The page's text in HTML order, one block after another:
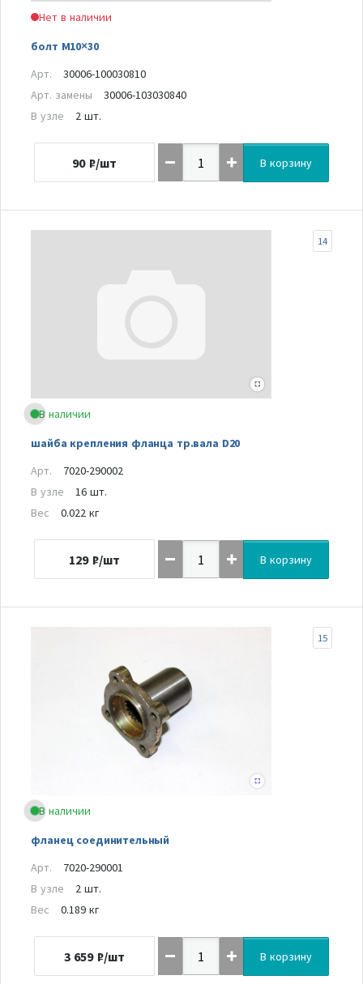
Нет в наличии
болт M10×30
Арт.
30006-100030810
Арт. замены
30006-103030840
В узле
2 шт.
90 ₽/шт В корзину
В наличии
шайба крепления фланца тр.вала D20
14
Арт.
7020-290002
В узле
16 шт.
Вес
0.022 кг
129 ₽/шт В корзину
В наличии
фланец соединительный
15
Арт.
7020-290001
В узле
2 шт.
Вес
0.189 кг
3 659 ₽/шт В корзину